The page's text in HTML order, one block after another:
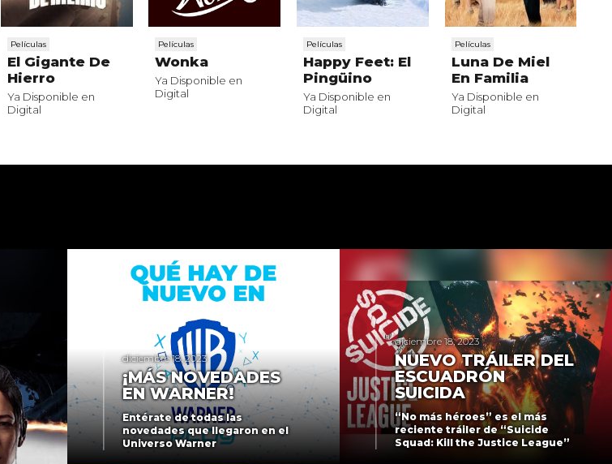
Películas
El Gigante De
Hierro
Ya Disponible en
Digital
Películas
Wonka
Ya Disponible en
Digital
Películas
Happy Feet: El
Pingüino
Ya Disponible en
Digital
Películas
Luna De Miel
En Familia
Ya Disponible en
Digital
diciembre 18, 2023
¡MÁS NOVEDADES
EN WARNER!
Entérate de todas las
novedades que llegaron en el
Universo Warner
diciembre 18, 2023
NUEVO TRÁILER DEL
ESCUADRÓN
SUICIDA
“No más héroes” es el más
reciente tráiler de “Suicide
Squad: Kill the Justice League”